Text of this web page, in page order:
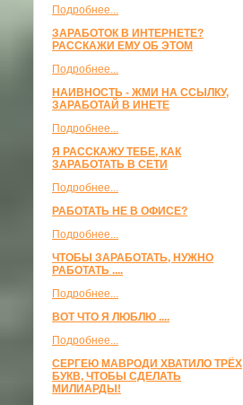
Подробнее...
ЗАРАБОТОК В ИНТЕРНЕТЕ?
РАССКАЖИ ЕМУ ОБ ЭТОМ
Подробнее...
НАИВНОСТЬ - ЖМИ НА ССЫЛКУ,
ЗАРАБОТАЙ В ИНЕТЕ
Подробнее...
Я РАССКАЖУ ТЕБЕ, КАК
ЗАРАБОТАТЬ В СЕТИ
Подробнее...
РАБОТАТЬ НЕ В ОФИСЕ?
Подробнее...
ЧТОБЫ ЗАРАБОТАТЬ, НУЖНО
РАБОТАТЬ ....
Подробнее...
ВОТ ЧТО Я ЛЮБЛЮ ....
Подробнее...
СЕРГЕЮ МАВРОДИ ХВАТИЛО ТРЁХ
БУКВ, ЧТОБЫ СДЕЛАТЬ
МИЛИАРДЫ!